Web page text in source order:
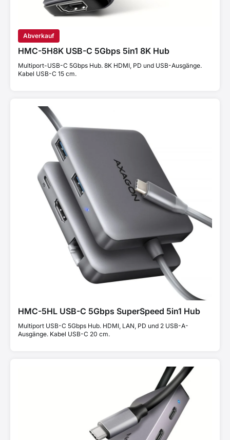
Abverkauf
HMC-5H8K USB-C 5Gbps 5in1 8K Hub
Multiport-USB-C 5Gbps Hub. 8K HDMI, PD und USB-Ausgänge.
Kabel USB-C 15 cm.
HMC-5HL USB-C 5Gbps SuperSpeed 5in1 Hub
Multiport USB-C 5Gbps Hub. HDMI, LAN, PD und 2 USB-A-
Ausgänge. Kabel USB-C 20 cm.